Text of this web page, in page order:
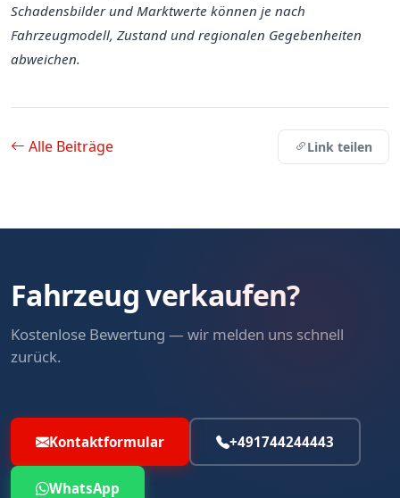
Schadensbilder und Marktwerte können je nach
Fahrzeugmodell, Zustand und regionalen Gegebenheiten
abweichen.
Alle Beiträge Link teilen
Fahrzeug verkaufen?
Kostenlose Bewertung — wir melden uns schnell
zurück.
Kontaktformular +491744244443
WhatsApp